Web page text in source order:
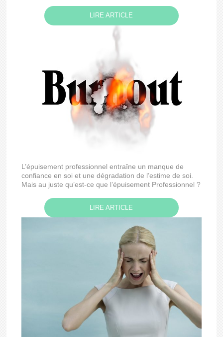
LIRE ARTICLE
L’épuisement professionnel entraîne un manque de
confiance en soi et une dégradation de l’estime de soi.
Mais au juste qu’est-ce que l’épuisement Professionnel ?
LIRE ARTICLE